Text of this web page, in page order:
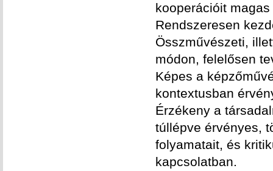
kooperációit
Rendszeresen
Összművészeti,
módon, felelősen
Képes a
kontextusban
Érzékeny a
túllépve érvényes,
folyamatait, és
kapcsolatban.